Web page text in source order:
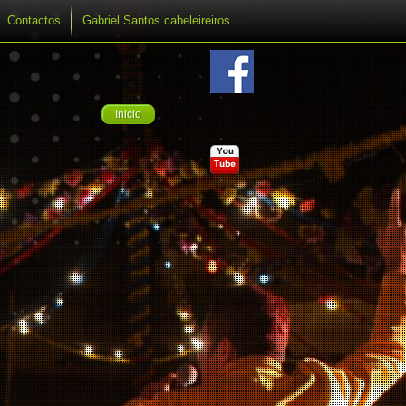
Inicio
Contactos Gabriel Santos cabeleireiros